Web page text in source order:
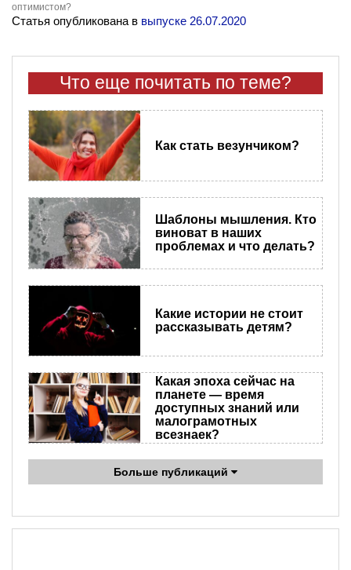
оптимистом?
Статья опубликована в выпуске 26.07.2020
Что еще почитать по теме?
Как стать везунчиком?
Шаблоны мышления. Кто
виноват в наших
проблемах и что делать?
Какие истории не стоит
рассказывать детям?
Какая эпоха сейчас на
планете — время
доступных знаний или
малограмотных
всезнаек?
Больше публикаций